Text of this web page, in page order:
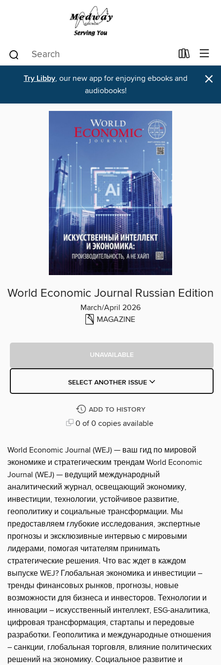
Try Libby, our new app for enjoying ebooks and
audiobooks!
×
World Economic Journal Russian Edition
March/April 2026
MAGAZINE
UNAVAILABLE
SELECT ANOTHER ISSUE
ADD TO HISTORY
0 of 0 copies available
World Economic Journal (WEJ) — ваш гид по мировой
экономике и стратегическим трендам World Economic
Journal (WEJ) — ведущий международный
аналитический журнал, освещающий экономику,
инвестиции, технологии, устойчивое развитие,
геополитику и социальные трансформации. Мы
предоставляем глубокие исследования, экспертные
прогнозы и эксклюзивные интервью с мировыми
лидерами, помогая читателям принимать
стратегические решения. Что вас ждет в каждом
выпуске WEJ? Глобальная экономика и инвестиции –
тренды финансовых рынков, прогнозы, новые
возможности для бизнеса и инвесторов. Технологии и
инновации – искусственный интеллект, ESG-аналитика,
цифровая трансформация, стартапы и передовые
разработки. Геополитика и международные отношения
– санкции, глобальная торговля, влияние политических
решений на экономику. Социальное развитие и